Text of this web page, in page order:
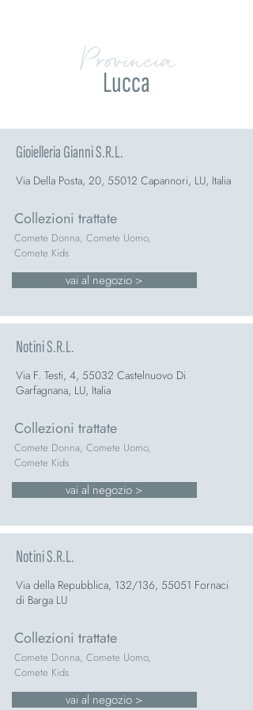
Provincia
Lucca
Gioielleria Gianni S.R.L.
Via Della Posta, 20, 55012 Capannori, LU, Italia
Collezioni trattate
Comete Donna, Comete Uomo,
Comete Kids
vai al negozio >
Notini S.R.L.
Via F. Testi, 4, 55032 Castelnuovo Di
Garfagnana, LU, Italia
Collezioni trattate
Comete Donna, Comete Uomo,
Comete Kids
vai al negozio >
Notini S.R.L.
Via della Repubblica, 132/136, 55051 Fornaci
di Barga LU
Collezioni trattate
Comete Donna, Comete Uomo,
Comete Kids
vai al negozio >